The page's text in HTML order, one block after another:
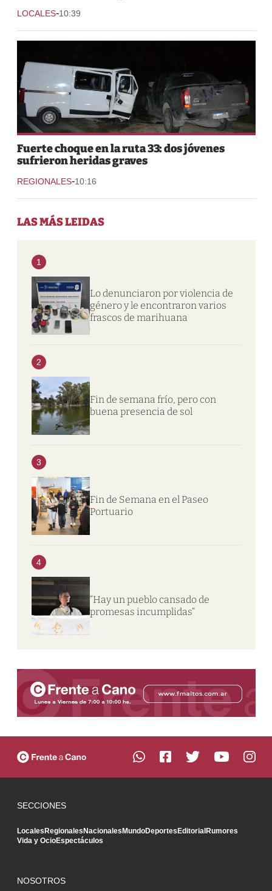
LOCALES-10:39
Fuerte choque en la ruta 33: dos jóvenes
sufrieron heridas graves
REGIONALES-10:16
LAS MÁS LEIDAS
1
Lo denunciaron por violencia de
género y le encontraron varios
frascos de marihuana
2
Fin de semana frío, pero con
buena presencia de sol
3
Fin de Semana en el Paseo
Portuario
4
“Hay un pueblo cansado de
promesas incumplidas”
SECCIONES
LocalesRegionalesNacionalesMundoDeportesEditorialRumores
Vida y OcioEspectáculos
NOSOTROS